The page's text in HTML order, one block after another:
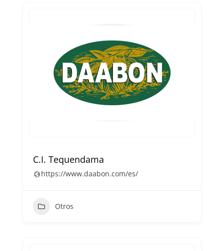
C.I. Tequendama
https://www.daabon.com/es/
Otros